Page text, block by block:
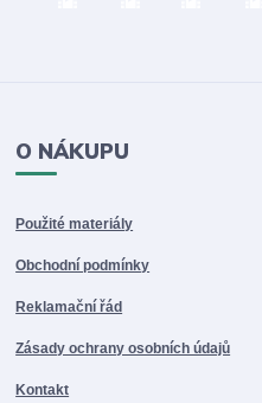
O NÁKUPU
Použité materiály
Obchodní podmínky
Reklamační řád
Zásady ochrany osobních údajů
Kontakt